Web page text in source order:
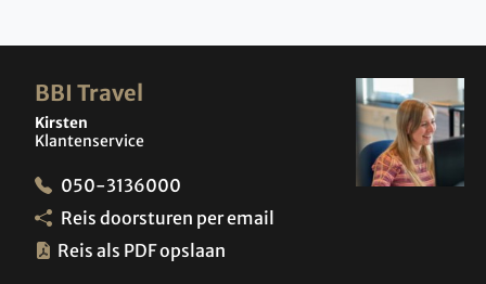
BBI Travel
Kirsten
Klantenservice
050-3136000
Reis doorsturen per email
Reis als PDF opslaan